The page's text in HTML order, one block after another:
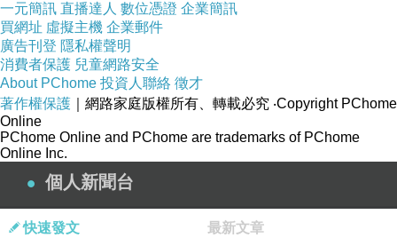
少、食材種類也偏少，辣子雞給的頗多塊且頗
嫩，但蔬菜部份稍嫌不夠均衡，盤子深淺度非常
淺、醬汁可以說是薄薄一層，整體就是辣到想扒
飯吃，這道較建議小鳥胃點取。
一元簡訊 直播達人 數位憑證 企業簡訊
買網址 虛擬主機 企業郵件
廣告刊登 隱私權聲明
消費者保護 兒童網路安全
About PChome 投資人聯絡 徵才
著作權保護 ｜網路家庭版權所有、轉載必究 ‧Copyright PChome
Online
PChome Online and PChome are trademarks of PChome
Online Inc.
個人新聞台
快速發文 最新文章